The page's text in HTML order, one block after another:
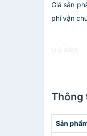
Giá sản
phí vận
Giá WRX
Thông
Sản